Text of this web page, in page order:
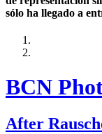
sólo ha llegado a
BCN
After